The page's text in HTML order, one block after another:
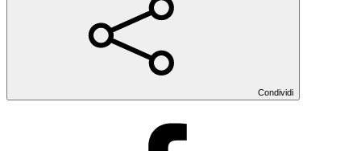
Condividi